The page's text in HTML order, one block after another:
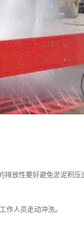
放性要好避免淤泥积压
作人员走动冲洗。